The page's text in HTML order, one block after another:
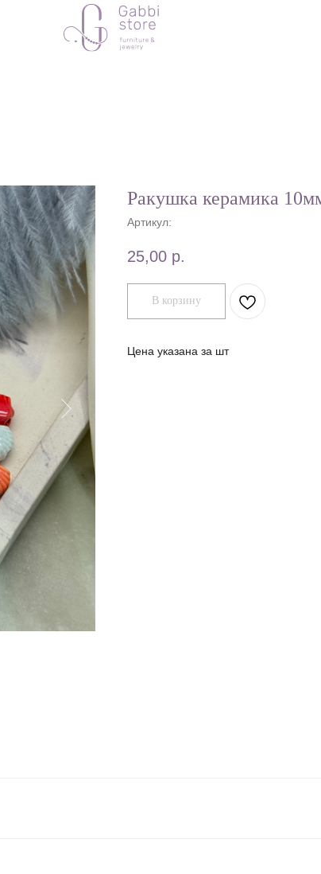
Ракушка керамика
Артикул:
25,00 р.
В корзину
Цена указана за шт